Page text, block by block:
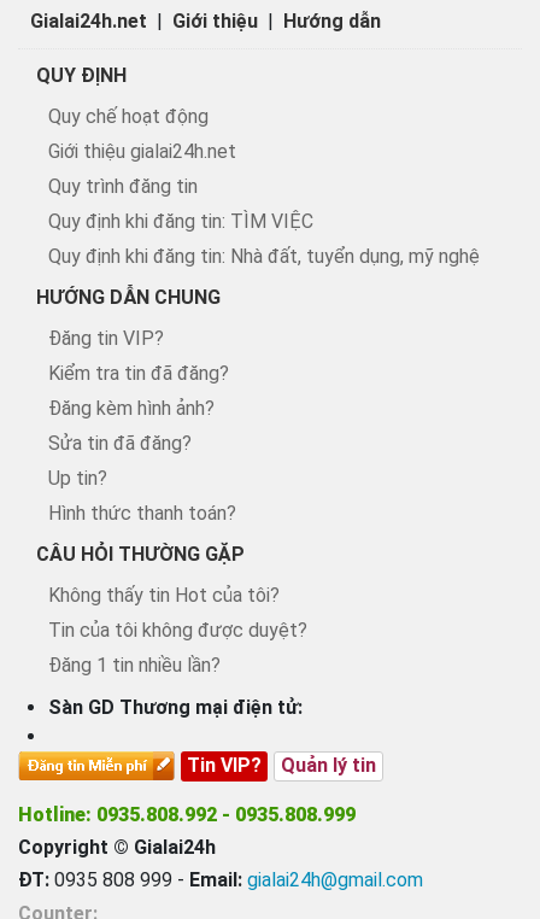
Gialai24h.net | Giới thiệu | Hướng dẫn
QUY ĐỊNH
Quy chế hoạt động
Giới thiệu gialai24h.net
Quy trình đăng tin
Quy định khi đăng tin: TÌM VIỆC
Quy định khi đăng tin: Nhà đất, tuyển dụng, mỹ nghệ
HƯỚNG DẪN CHUNG
Đăng tin VIP?
Kiểm tra tin đã đăng?
Đăng kèm hình ảnh?
Sửa tin đã đăng?
Up tin?
Hình thức thanh toán?
CÂU HỎI THƯỜNG GẶP
Không thấy tin Hot của tôi?
Tin của tôi không được duyệt?
Đăng 1 tin nhiều lần?
Sàn GD Thương mại điện tử:
Tin VIP? Quản lý tin
Hotline: 0935.808.992 - 0935.808.999
Copyright © Gialai24h
ĐT: 0935 808 999 - Email: gialai24h@gmail.com
Counter: